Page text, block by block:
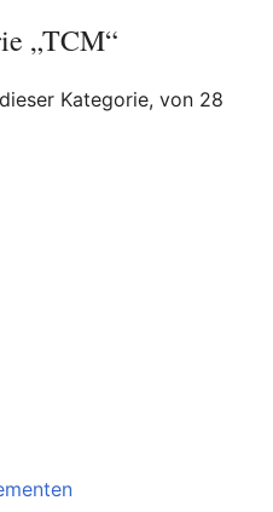
„TCM“
Kategorie, von 28